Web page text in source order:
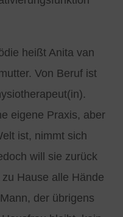
heißt Anita van
Von Beruf ist
eigene Praxis, aber
ist, nimmt sich
will sie zurück
Hause alle Hände
der übrigens